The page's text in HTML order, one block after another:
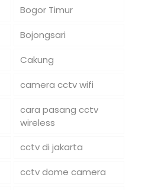
Bogor Timur
Bojongsari
Cakung
camera cctv wifi
cara pasang cctv
wireless
cctv di jakarta
cctv dome camera